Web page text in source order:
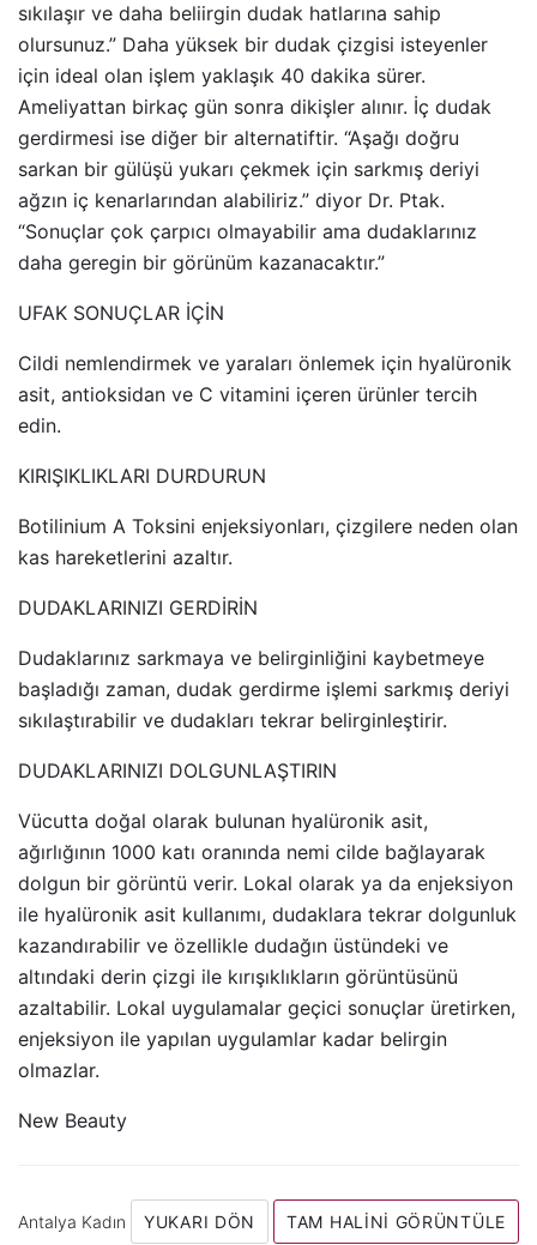
sıkılaşır ve daha beliirgin dudak hatlarına sahip
olursunuz.” Daha yüksek bir dudak çizgisi isteyenler
için ideal olan işlem yaklaşık 40 dakika sürer.
Ameliyattan birkaç gün sonra dikişler alınır. İç dudak
gerdirmesi ise diğer bir alternatiftir. “Aşağı doğru
sarkan bir gülüşü yukarı çekmek için sarkmış deriyi
ağzın iç kenarlarından alabiliriz.” diyor Dr. Ptak.
“Sonuçlar çok çarpıcı olmayabilir ama dudaklarınız
daha geregin bir görünüm kazanacaktır.”
UFAK SONUÇLAR İÇİN
Cildi nemlendirmek ve yaraları önlemek için hyalüronik
asit, antioksidan ve C vitamini içeren ürünler tercih
edin.
KIRIŞIKLIKLARI DURDURUN
Botilinium A Toksini enjeksiyonları, çizgilere neden olan
kas hareketlerini azaltır.
DUDAKLARINIZI GERDİRİN
Dudaklarınız sarkmaya ve belirginliğini kaybetmeye
başladığı zaman, dudak gerdirme işlemi sarkmış deriyi
sıkılaştırabilir ve dudakları tekrar belirginleştirir.
DUDAKLARINIZI DOLGUNLAŞTIRIN
Vücutta doğal olarak bulunan hyalüronik asit,
ağırlığının 1000 katı oranında nemi cilde bağlayarak
dolgun bir görüntü verir. Lokal olarak ya da enjeksiyon
ile hyalüronik asit kullanımı, dudaklara tekrar dolgunluk
kazandırabilir ve özellikle dudağın üstündeki ve
altındaki derin çizgi ile kırışıklıkların görüntüsünü
azaltabilir. Lokal uygulamalar geçici sonuçlar üretirken,
enjeksiyon ile yapılan uygulamlar kadar belirgin
olmazlar.
New Beauty
Antalya Kadın YUKARI DÖN TAM HALINI GÖRÜNTÜLE